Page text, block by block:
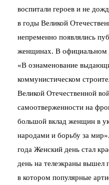
воспитали героев и не
в годы Великой
непременно появлялись
женщинах. В официальном
«В ознаменование
коммунистическом
Великой Отечественной
самоотверженности на
большой вклад женщин в
народами и борьбу за
года Женский день стал
день на телеэкраны вышел
в котором популярные